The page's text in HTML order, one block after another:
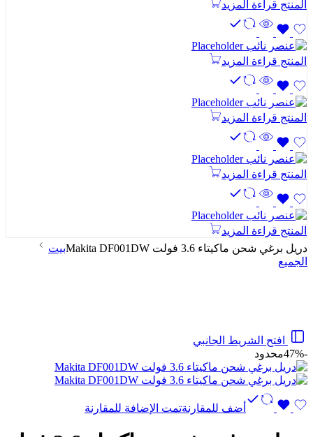
المنتج قراءة المزيد
المنتج قراءة المزيد
المنتج قراءة المزيد
المنتج قراءة المزيد
المنتج قراءة المزيد
دريل برغي شحن ماكيتاء 3.6 فولت Makita DF001DW
بيت
الجميع
افتح الشريط الجانبي
-47%
محدود
أضف للمقارنةتمت الإضافة للمقارنة